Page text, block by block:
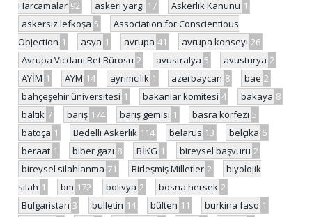
Harcamalar 92 askeri yargı 17 Askerlik Kanunu 1
askersiz lefkoşa 5
Association for Conscientious
Objection 1 asya 1 avrupa 41 avrupa konseyi 26
Avrupa Vicdani Ret Bürosu 2 avustralya 5 avusturya 2
AYİM 1 AYM 14 ayrımcılık 1 azerbaycan 8 bae 2
bahçeşehir üniversitesi 1 bakanlar komitesi 4 bakaya 8
baltık 7 barış 174 barış gemisi 1 basra körfezi 5
batoça 1 Bedelli Askerlik 114 belarus 13 belçika 6
beraat 1 biber gazı 8 BİKG 1 bireysel başvuru 2
bireysel silahlanma 71 Birleşmiş Milletler 2
biyolojik
silah 1 bm 172 bolivya 2 bosna hersek 2
Bulgaristan 3 bulletin 14 bülten 11 burkina faso 1